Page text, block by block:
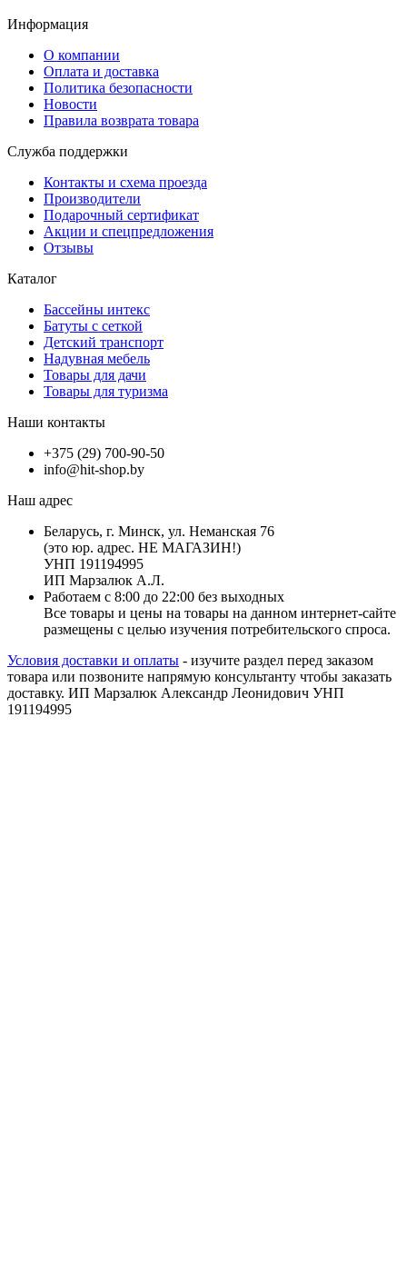
Информация
О компании
Оплата и доставка
Политика безопасности
Новости
Правила возврата товара
Служба поддержки
Контакты и схема проезда
Производители
Подарочный сертификат
Акции и спецпредложения
Отзывы
Каталог
Бассейны интекс
Батуты с сеткой
Детский транспорт
Надувная мебель
Товары для дачи
Товары для туризма
Наши контакты
+375 (29) 700-90-50
info@hit-shop.by
Наш адрес
Беларусь, г. Минск, ул. Неманская 76
(это юр. адрес. НЕ МАГАЗИН!)
УНП 191194995
ИП Марзалюк А.Л.
Работаем с 8:00 до 22:00 без выходных
Все товары и цены на товары на данном интернет-сайте
размещены с целью изучения потребительского спроса.
Условия доставки и оплаты - изучите раздел перед заказом
товара или позвоните напрямую консультанту чтобы заказать
доставку. ИП Марзалюк Александр Леонидович УНП
191194995